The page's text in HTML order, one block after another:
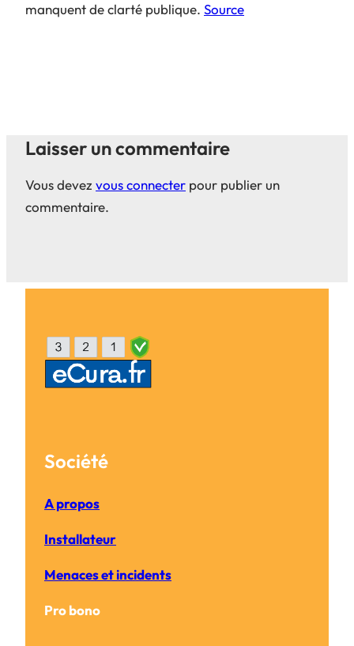
manquent de clarté publique. Source
Laisser un commentaire
Vous devez vous connecter pour publier un
commentaire.
Société
A propos
Installateur
Menaces et incidents
Pro bono